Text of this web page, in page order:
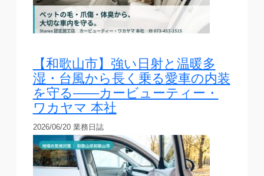
【和歌山市】強い日射と温暖多
湿・台風から長く乗る愛車の内装
を守る——カービューティー・
ワカヤマ 本社
2026/06/20 業務日誌